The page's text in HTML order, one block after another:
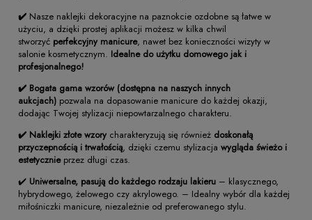
✔️ Nasze naklejki dekoracyjne na paznokcie ozdobne są łatwe w
użyciu, a dzięki prostej aplikacji możesz w kilka chwil
stworzyć perfekcyjny manicure, nawet bez konieczności wizyty w
salonie kosmetycznym. Idealne do użytku domowego jak i
profesjonalnego!
✔️ Bogata gama wzorów (dostępna na naszych innych
aukcjach) pozwala na dopasowanie manicure do każdej okazji,
dodając Twojej stylizacji niepowtarzalnego charakteru.
✔️ Naklejki złote wzory charakteryzują się również doskonałą
przyczepnością i trwałością, dzięki czemu stylizacja wygląda świeżo i
estetycznieprzez długi czas.
✔️ Uniwersalne, pasują do każdego rodzaju lakieru – klasycznego,
hybrydowego, żelowego czy akrylowego. – Idealny wybór dla każdej
miłośniczki manicure, niezależnie od preferowanego stylu.